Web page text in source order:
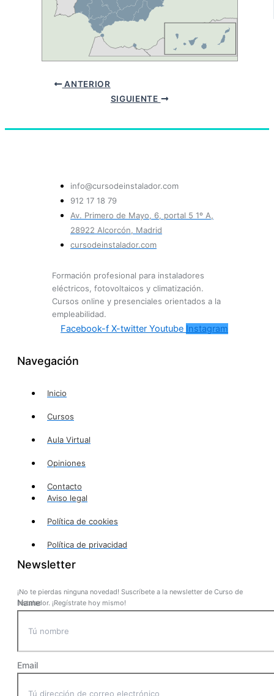
ANTERIOR
SIGUIENTE
info@cursodeinstalador.com
912 17 18 79
Av. Primero de Mayo, 6, portal 5 1º A,
28922 Alcorcón, Madrid
cursodeinstalador.com
Formación profesional para instaladores
eléctricos, fotovoltaicos y climatización.
Cursos online y presenciales orientados a la
empleabilidad.
Facebook-f X-twitter Youtube Instagram
Navegación
Inicio
Cursos
Aula Virtual
Opiniones
Contacto
Aviso legal
Política de cookies
Política de privacidad
Newsletter
¡No te pierdas ninguna novedad! Suscríbete a la newsletter de Curso de
Instalador. ¡Regístrate hoy mismo!
Name
Email